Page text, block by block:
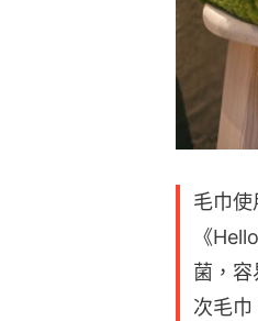
毛巾使
《
菌，
次毛巾